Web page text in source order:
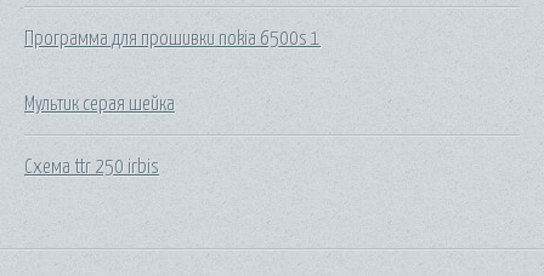
Программа для прошивки nokia 6500s 1
Мультик серая шейка
Схема ttr 250 irbis